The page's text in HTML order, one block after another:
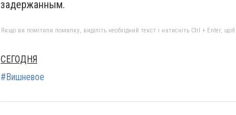
задержанным.
Якщо ви помітили помилку, виділіть необхідний текст і натисніть Ctrl + Enter,
СЕГОДНЯ
#Вишневое